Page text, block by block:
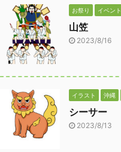
お祭り イベント
山笠
2023/8/16
イラスト 沖縄
シーサー
2023/8/13